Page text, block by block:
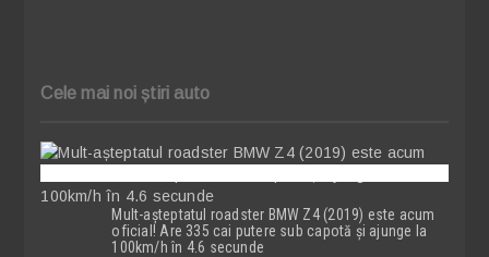
Cele mai noi știri auto
Mult-așteptatul roadster BMW Z4 (2019) este acum
oficial! Are 335 cai putere sub capotă și ajunge la
100km/h în 4.6 secunde